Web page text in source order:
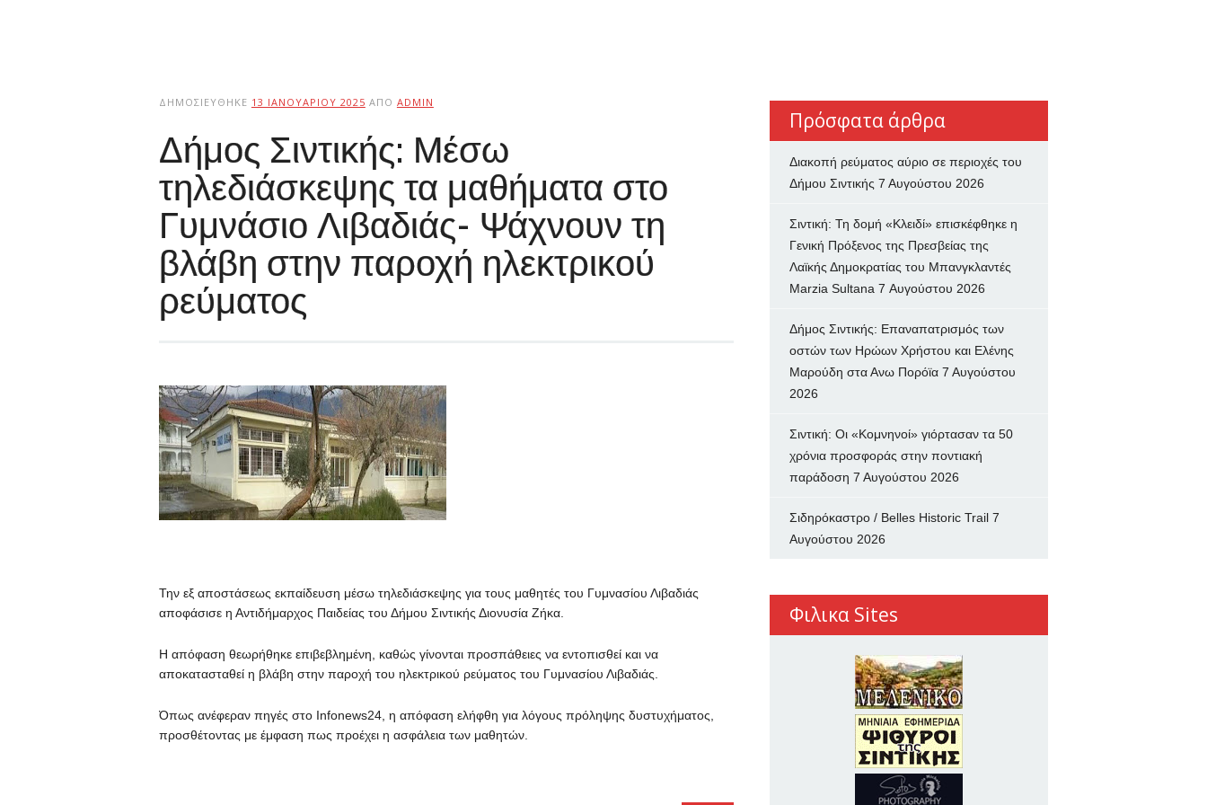
ΔΗΜΟΣΙΕΎΘΗΚΕ 13 ΙΑΝΟΥΑΡΊΟΥ 2025 ΑΠΌ ADMIN
Δήμος Σιντικής: Μέσω
τηλεδιάσκεψης τα μαθήματα στο
Γυμνάσιο Λιβαδιάς- Ψάχνουν τη
βλάβη στην παροχή ηλεκτρικού
ρεύματος
Την εξ αποστάσεως εκπαίδευση μέσω τηλεδιάσκεψης για τους μαθητές του Γυμνασίου Λιβαδιάς
αποφάσισε η Αντιδήμαρχος Παιδείας του Δήμου Σιντικής Διονυσία Ζήκα.
Η απόφαση θεωρήθηκε επιβεβλημένη, καθώς γίνονται προσπάθειες να εντοπισθεί και να
αποκατασταθεί η βλάβη στην παροχή του ηλεκτρικού ρεύματος του Γυμνασίου Λιβαδιάς.
Όπως ανέφεραν πηγές στο Infonews24, η απόφαση ελήφθη για λόγους πρόληψης δυστυχήματος,
προσθέτοντας με έμφαση πως προέχει η ασφάλεια των μαθητών.
Πρόσφατα άρθρα
Διακοπή ρεύματος αύριο σε περιοχές του
Δήμου Σιντικής 7 Αυγούστου 2026
Σιντική: Τη δομή «Κλειδί» επισκέφθηκε η
Γενική Πρόξενος της Πρεσβείας της
Λαϊκής Δημοκρατίας του Μπανγκλαντές
Marzia Sultana 7 Αυγούστου 2026
Δήμος Σιντικής: Επαναπατρισμός των
oστών των Ηρώων Χρήστου και Ελένης
Μαρούδη στα Ανω Πορόϊα 7 Αυγούστου
2026
Σιντική: Οι «Κομνηνοί» γιόρτασαν τα 50
χρόνια προσφοράς στην ποντιακή
παράδοση 7 Αυγούστου 2026
Σιδηρόκαστρο / Belles Historic Trail 7
Αυγούστου 2026
Φιλικα Sites